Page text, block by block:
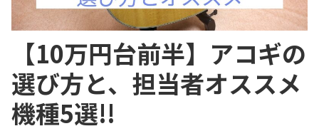
【10万円台前半】アコギの
選び方と、担当者オススメ
機種5選!!